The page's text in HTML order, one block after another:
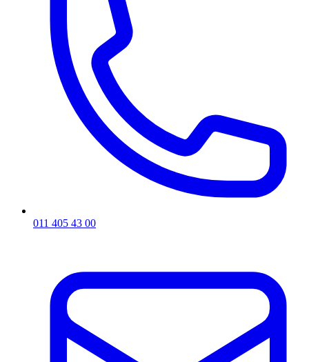
011 405 43 00